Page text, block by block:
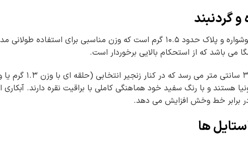
گردنبند
می باشد که از استحکام بالایی برخوردار است.
هستند و با رنگ سفید خود هماهنگی کاملی با براقیت نقره دارند.
برابر خط وخش افزایش می دهد.
ها